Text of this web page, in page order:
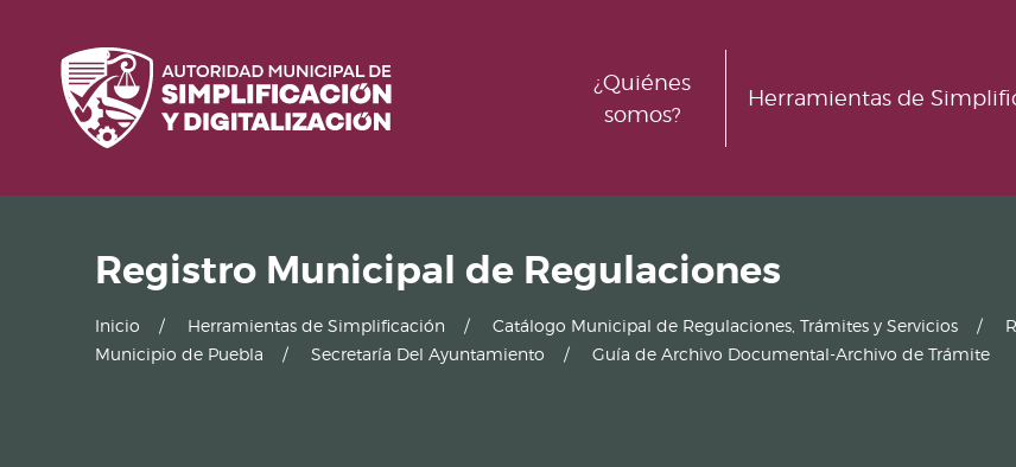
¿Quiénes
somos?
Herramientas de
Registro Municipal de Regulaciones
Inicio Herramientas de Simplificación Catálogo Municipal de Regulaciones, Trámites y Servicios
Municipio de Puebla
Secretaría Del Ayuntamiento Guía de Archivo Documental-Archivo de Trámite